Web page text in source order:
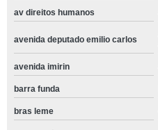
av direitos humanos
avenida deputado emilio carlos
avenida imirin
barra funda
bras leme